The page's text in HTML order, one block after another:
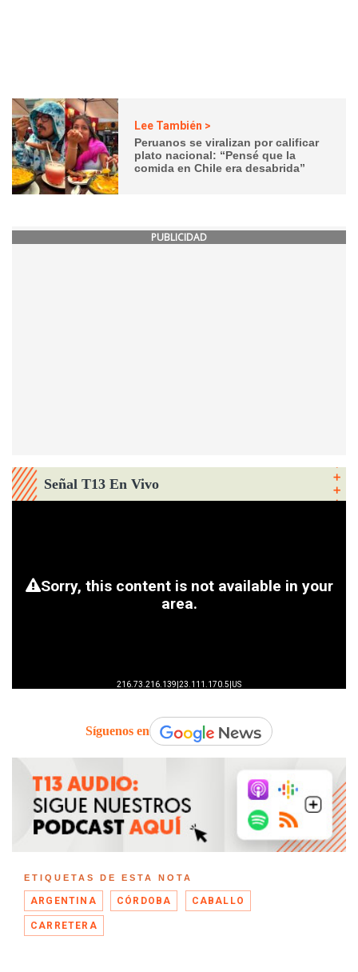
Lee También >
Peruanos se viralizan por calificar
plato nacional: “Pensé que la
comida en Chile era desabrida”
PUBLICIDAD
Señal T13 En Vivo
Síguenos en
ETIQUETAS DE ESTA NOTA
ARGENTINA CÓRDOBA CABALLO
CARRETERA